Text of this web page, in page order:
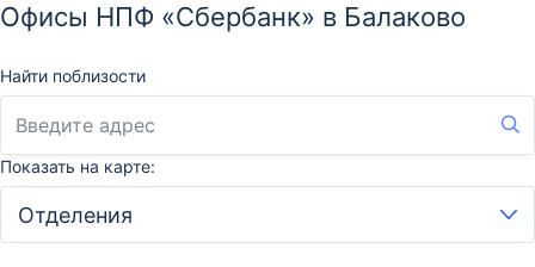
Офисы НПФ «Сбербанк» в Балаково
Найти поблизости
Показать на карте: